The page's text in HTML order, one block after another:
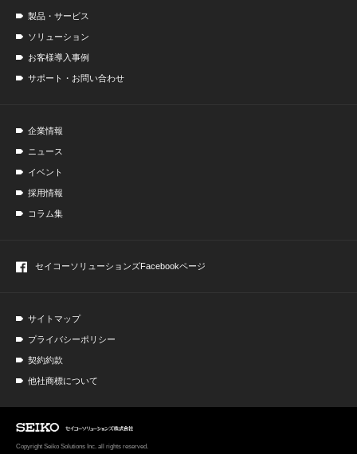
製品・サービス
ソリューション
お客様導入事例
サポート・お問い合わせ
企業情報
ニュース
イベント
採用情報
コラム集
セイコーソリューションズFacebookページ
サイトマップ
プライバシーポリシー
契約約款
他社商標について
Copyright Seiko Solutions Inc. all rights reserved.